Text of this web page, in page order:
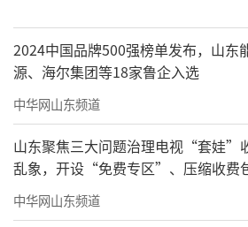
2024中国品牌500强榜单发布，山东
源、海尔集团等18家鲁企入选
中华网山东频道
山东聚焦三大问题治理电视“套娃”
乱象，开设“免费专区”、压缩收费
例70%以上
中华网山东频道